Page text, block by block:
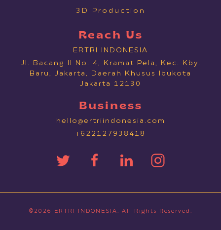
3D Production
Reach Us
ERTRI INDONESIA
Jl. Bacang II No. 4, Kramat Pela, Kec. Kby.
Baru, Jakarta, Daerah Khusus Ibukota
Jakarta 12130
Business
hello@ertriindonesia.com
+622127938418
©2026 ERTRI INDONESIA. All Rights Reserved.